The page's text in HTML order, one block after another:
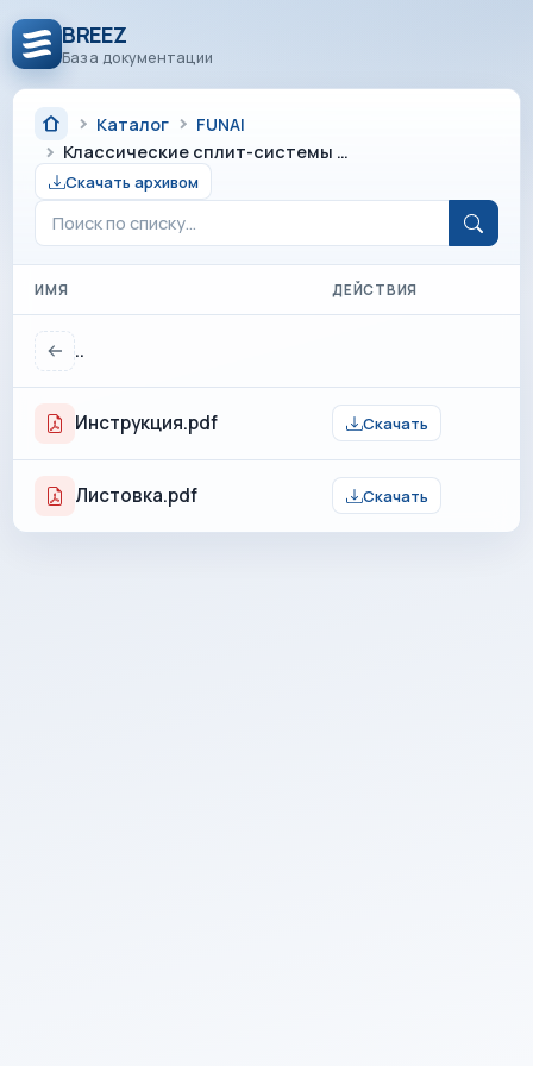
BREEZ
База документации
Каталог
FUNAI
Классические сплит-системы серии KADZOKU
Скачать архивом
ИМЯ ДЕЙСТВИЯ
..
Инструкция.pdf Скачать
Листовка.pdf Скачать